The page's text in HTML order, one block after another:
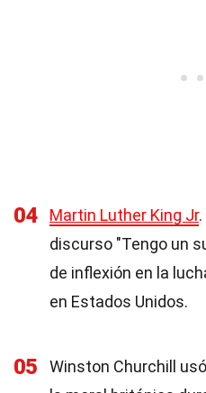
04 Martin Luther King Jr
discurso "Tengo un
de inflexión en la
en Estados Unidos.
05
Winston Churchill